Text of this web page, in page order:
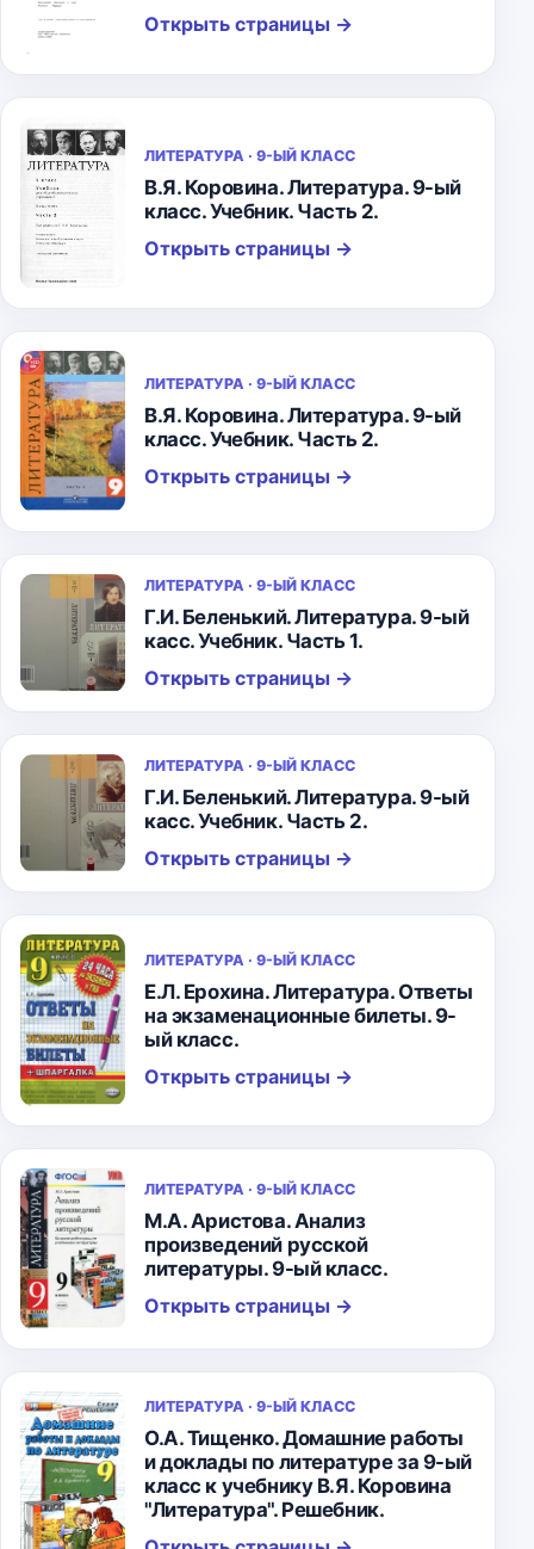
Открыть страницы →
ЛИТЕРАТУРА · 9-ЫЙ КЛАСС
В.Я. Коровина. Литература. 9-ый
класс. Учебник. Часть 2.
Открыть страницы →
ЛИТЕРАТУРА · 9-ЫЙ КЛАСС
В.Я. Коровина. Литература. 9-ый
класс. Учебник. Часть 2.
Открыть страницы →
ЛИТЕРАТУРА · 9-ЫЙ КЛАСС
Г.И. Беленький. Литература. 9-ый
касс. Учебник. Часть 1.
Открыть страницы →
ЛИТЕРАТУРА · 9-ЫЙ КЛАСС
Г.И. Беленький. Литература. 9-ый
касс. Учебник. Часть 2.
Открыть страницы →
ЛИТЕРАТУРА · 9-ЫЙ КЛАСС
Е.Л. Ерохина. Литература. Ответы
на экзаменационные билеты. 9-
ый класс.
Открыть страницы →
ЛИТЕРАТУРА · 9-ЫЙ КЛАСС
М.А. Аристова. Анализ
произведений русской
литературы. 9-ый класс.
Открыть страницы →
ЛИТЕРАТУРА · 9-ЫЙ КЛАСС
О.А. Тищенко. Домашние работы
и доклады по литературе за 9-ый
класс к учебнику В.Я. Коровина
"Литература". Решебник.